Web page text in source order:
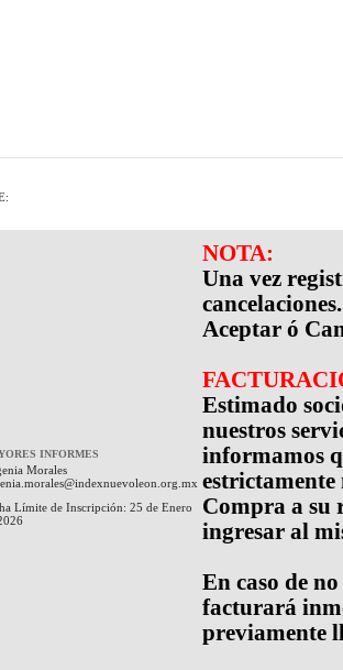
INFORMES
Morales
Límite de Inscripción: 25 de Enero
NOTA:
Una vez
cancelaciones.
Aceptar ó
Estimado
nuestros
informamos
estrictamente
Compra a su
ingresar al
En caso de
facturará
previamente